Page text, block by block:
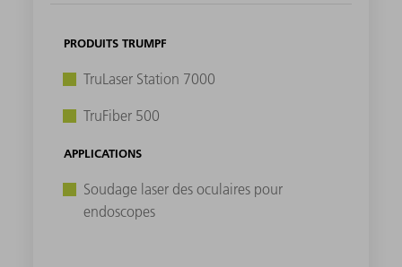
PRODUITS TRUMPF
TruLaser Station 7000
TruFiber 500
APPLICATIONS
Soudage laser des oculaires pour
endoscopes